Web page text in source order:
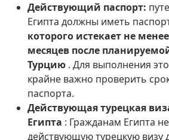
Действующий паспорт:
Египта должны иметь
которого истекает не
месяцев после
Турцию. Для выполнения
крайне важно проверить
паспорта.
Действующая турецкая
Египта : Гражданам Египта
действующую турецкую визу